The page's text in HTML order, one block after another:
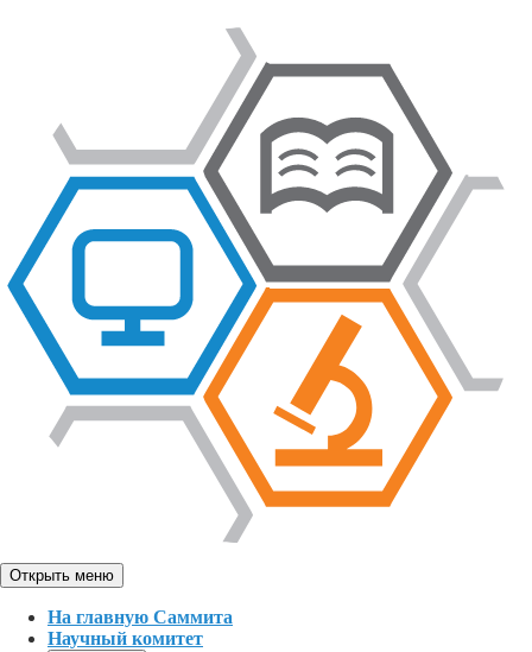
Открыть меню
На главную Саммита
Научный комитет